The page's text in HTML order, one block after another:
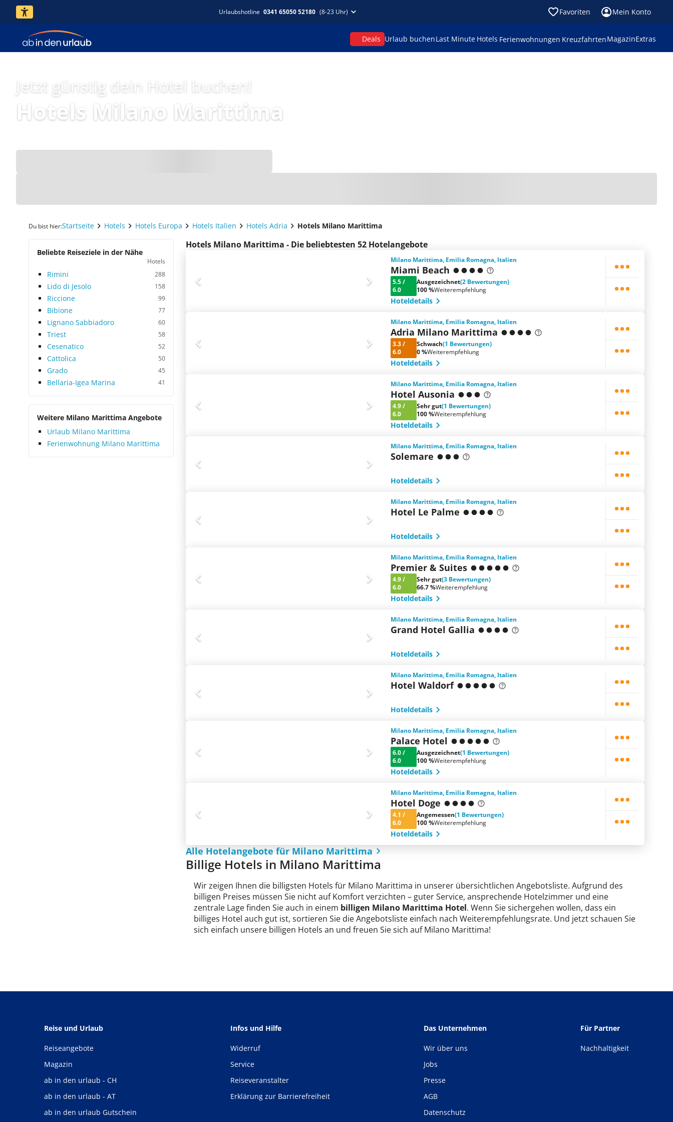
Urlaubshotline 0341 65050 52180 (8-23 Uhr) Favoriten Mein Konto
Deals Urlaub buchenLast Minute Hotels Ferienwohnungen KreuzfahrtenMagazinExtras
Jetzt günstig dein Hotel buchen!
Hotels Milano Marittima
Du bist hier:Startseite Hotels Hotels Europa Hotels Italien Hotels Adria Hotels Milano Marittima
Beliebte Reiseziele in der Nähe
Hotels
Rimini 288
Lido di Jesolo 158
Riccione 99
Bibione 77
Lignano Sabbiadoro 60
Triest 58
Cesenatico 52
Cattolica 50
Grado 45
Bellaria-Igea Marina 41
Weitere Milano Marittima Angebote
Urlaub Milano Marittima
Ferienwohnung Milano Marittima
Hotels Milano Marittima - Die beliebtesten 52 Hotelangebote
Milano Marittima, Emilia Romagna, Italien
Miami Beach
5.5/
6.0
Ausgezeichnet(2 Bewertungen)
100 %Weiterempfehlung
Hoteldetails
Milano Marittima, Emilia Romagna, Italien
Adria Milano Marittima
3.3/
6.0
Schwach(1 Bewertungen)
0 %Weiterempfehlung
Hoteldetails
Milano Marittima, Emilia Romagna, Italien
Hotel Ausonia
4.9/
6.0
Sehr gut(1 Bewertungen)
100 %Weiterempfehlung
Hoteldetails
Milano Marittima, Emilia Romagna, Italien
Solemare
Hoteldetails
Milano Marittima, Emilia Romagna, Italien
Hotel Le Palme
Hoteldetails
Milano Marittima, Emilia Romagna, Italien
Premier & Suites
4.9/
6.0
Sehr gut(3 Bewertungen)
66.7 %Weiterempfehlung
Hoteldetails
Milano Marittima, Emilia Romagna, Italien
Grand Hotel Gallia
Hoteldetails
Milano Marittima, Emilia Romagna, Italien
Hotel Waldorf
Hoteldetails
Milano Marittima, Emilia Romagna, Italien
Palace Hotel
6.0/
6.0
Ausgezeichnet(1 Bewertungen)
100 %Weiterempfehlung
Hoteldetails
Milano Marittima, Emilia Romagna, Italien
Hotel Doge
4.1 /
6.0
Angemessen(1 Bewertungen)
100 %Weiterempfehlung
Hoteldetails
Alle Hotelangebote für Milano Marittima
Billige Hotels in Milano Marittima
Wir zeigen Ihnen die billigsten Hotels für Milano Marittima in unserer übersichtlichen Angebotsliste. Aufgrund des
billigen Preises müssen Sie nicht auf Komfort verzichten – guter Service, ansprechende Hotelzimmer und eine
zentrale Lage finden Sie auch in einem billigen Milano Marittima Hotel. Wenn Sie sichergehen wollen, dass ein
billiges Hotel auch gut ist, sortieren Sie die Angebotsliste einfach nach Weiterempfehlungsrate. Und jetzt schauen Sie
sich einfach unsere billigen Hotels an und freuen Sie sich auf Milano Marittima!
Reise und Urlaub
Reiseangebote
Magazin
ab in den urlaub - CH
ab in den urlaub - AT
ab in den urlaub Gutschein
Infos und Hilfe
Widerruf
Service
Reiseveranstalter
Erklärung zur Barrierefreiheit
Das Unternehmen
Wir über uns
Jobs
Presse
AGB
Datenschutz
Für Partner
Nachhaltigkeit